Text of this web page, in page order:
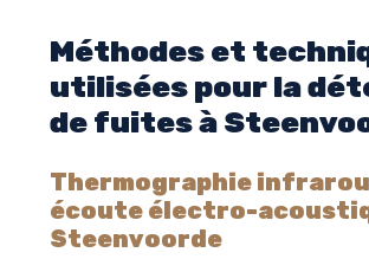
Méthodes et
utilisées pour la
de fuites à
Thermographie
écoute électro-
Steenvoorde